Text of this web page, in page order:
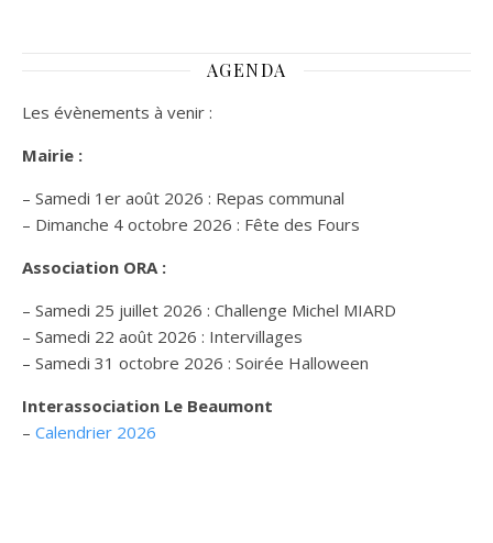
AGENDA
Les évènements à venir :
Mairie :
– Samedi 1er août 2026 : Repas communal
– Dimanche 4 octobre 2026 : Fête des Fours
Association ORA :
– Samedi 25 juillet 2026 : Challenge Michel MIARD
– Samedi 22 août 2026 : Intervillages
– Samedi 31 octobre 2026 : Soirée Halloween
Interassociation Le Beaumont
– Calendrier 2026